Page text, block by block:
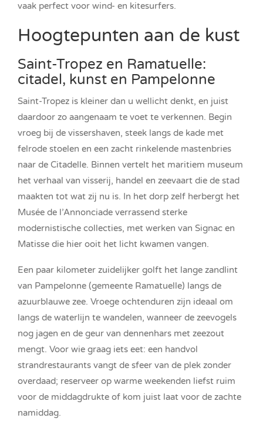
vaak perfect voor wind- en kitesurfers.
Hoogtepunten aan de kust
Saint-Tropez en Ramatuelle:
citadel, kunst en Pampelonne
Saint-Tropez is kleiner dan u wellicht denkt, en juist
daardoor zo aangenaam te voet te verkennen. Begin
vroeg bij de vissershaven, steek langs de kade met
felrode stoelen en een zacht rinkelende mastenbries
naar de Citadelle. Binnen vertelt het maritiem museum
het verhaal van visserij, handel en zeevaart die de stad
maakten tot wat zij nu is. In het dorp zelf herbergt het
Musée de l’Annonciade verrassend sterke
modernistische collecties, met werken van Signac en
Matisse die hier ooit het licht kwamen vangen.
Een paar kilometer zuidelijker golft het lange zandlint
van Pampelonne (gemeente Ramatuelle) langs de
azuurblauwe zee. Vroege ochtenduren zijn ideaal om
langs de waterlijn te wandelen, wanneer de zeevogels
nog jagen en de geur van dennenhars met zeezout
mengt. Voor wie graag iets eet: een handvol
strandrestaurants vangt de sfeer van de plek zonder
overdaad; reserveer op warme weekenden liefst ruim
voor de middagdrukte of kom juist laat voor de zachte
namiddag.